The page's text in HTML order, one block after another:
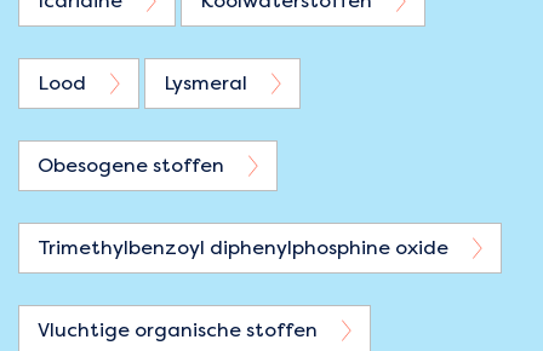
Lood Lysmeral
Obesogene stoffen
Trimethylbenzoyl diphenylphosphine oxide
Vluchtige organische stoffen